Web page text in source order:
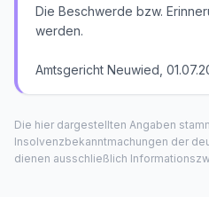
Die Beschwerde bzw.
werden.
Amtsgericht Neuwied,
Die hier dargestellten Angaben
Insolvenzbekanntmachungen der
dienen ausschließlich